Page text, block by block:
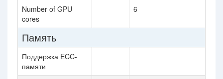
Number of GPU
cores
6
Память
Поддержка ECC-
памяти